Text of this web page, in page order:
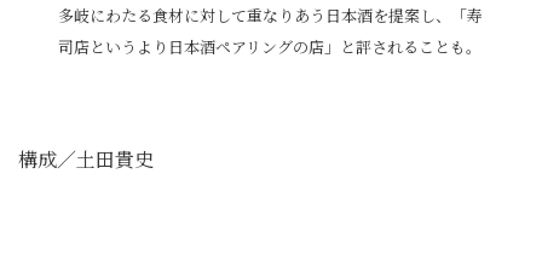
多岐にわたる食材に対して重なりあう日本酒を提案し、「寿
司店というより日本酒ペアリングの店」と評されることも。
構成／土田貴史